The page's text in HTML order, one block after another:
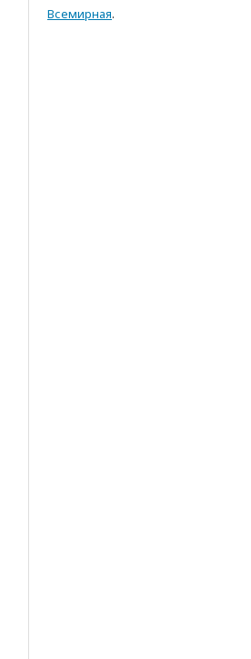
Всемирная.